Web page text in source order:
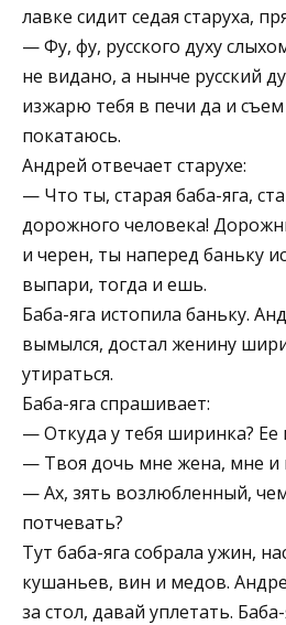
лавке сидит седая старуха,
— Фу, фу, русского духу
не видано, а нынче русский
изжарю тебя в печи да и
покатаюсь.
Андрей отвечает старухе:
— Что ты, старая баба-яга,
дорожного человека!
и черен, ты наперед баньку
выпари, тогда и ешь.
Баба-яга истопила баньку.
вымылся, достал женину
утираться.
Баба-яга спрашивает:
— Откуда у тебя ширинка?
— Твоя дочь мне жена, мне и
— Ах, зять возлюбленный,
потчевать?
Тут баба-яга собрала ужин,
кушаньев, вин и медов.
за стол, давай уплетать.